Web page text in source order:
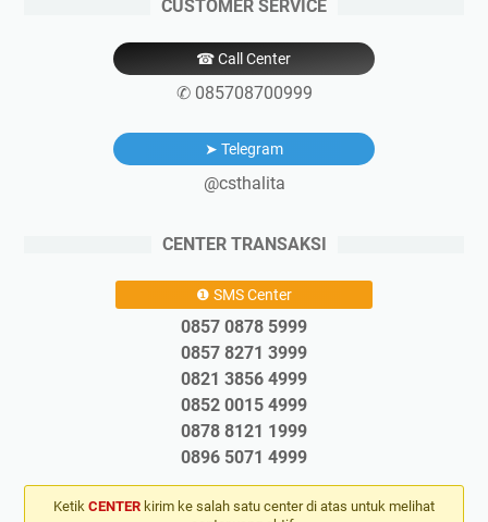
CUSTOMER SERVICE
☎ Call Center
✆ 085708700999
➤ Telegram
@csthalita
CENTER TRANSAKSI
❶ SMS Center
0857 0878 5999
0857 8271 3999
0821 3856 4999
0852 0015 4999
0878 8121 1999
0896 5071 4999
Ketik CENTER kirim ke salah satu center di atas untuk melihat